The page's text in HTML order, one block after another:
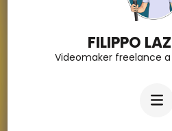
FILIPPO
Videomaker freelance a